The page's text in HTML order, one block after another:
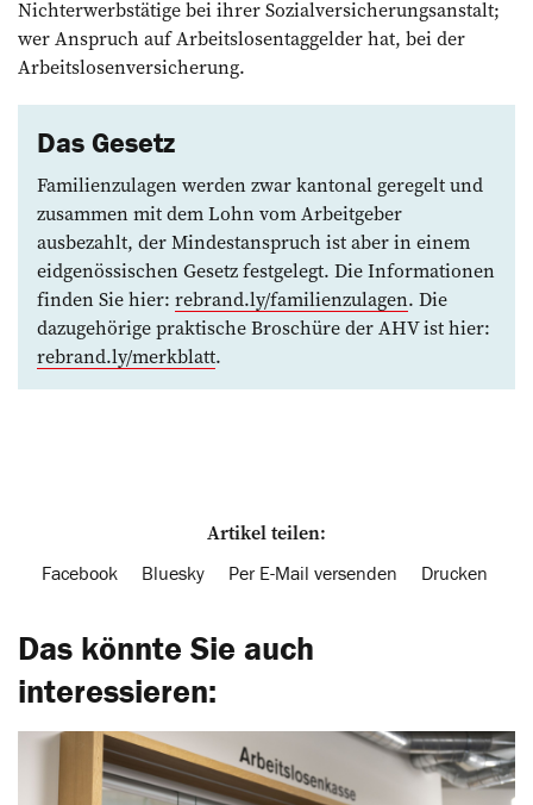
Nichterwerbstätige bei ihrer Sozialversicherungsanstalt;
wer Anspruch auf Arbeitslosentaggelder hat, bei der
Arbeitslosenversicherung.
Das Gesetz
Familienzulagen werden zwar kantonal geregelt und
zusammen mit dem Lohn vom Arbeitgeber
ausbezahlt, der Mindestanspruch ist aber in einem
eid­genössischen Gesetz festgelegt. Die Informationen
finden Sie hier: rebrand.ly/familien­zulagen. Die
dazuge­hörige praktische Broschüre der AHV ist hier:
rebrand.ly/merkblatt.
Artikel teilen:
Facebook Bluesky Per E-Mail versenden Drucken
Das könnte Sie auch
interessieren: